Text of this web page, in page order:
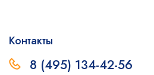
Контакты
8 (495) 134-42-56